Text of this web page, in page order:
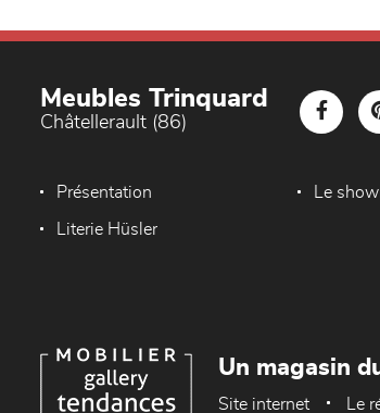
Meubles Trinquard
Châtellerault (86)
Présentation Le
Literie Hüsler
Un magasin
Site internet Le